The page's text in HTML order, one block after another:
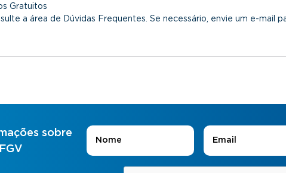
Gratuitos
a área de Dúvidas Frequentes. Se necessário, envie um e-mail
sobre
Nome E-mail